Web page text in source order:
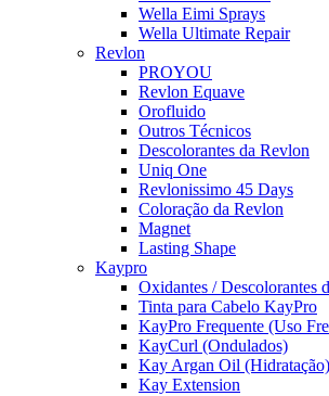
Wella Eimi Sprays
Wella Ultimate Repair
Revlon
PROYOU
Revlon Equave
Orofluido
Outros Técnicos
Descolorantes da Revlon
Uniq One
Revlonissimo 45 Days
Coloração da Revlon
Magnet
Lasting Shape
Kaypro
Oxidantes / Descolorantes
Tinta para Cabelo KayPro
KayPro Frequente (Uso
KayCurl (Ondulados)
Kay Argan Oil (Hidratação)
Kay Extension